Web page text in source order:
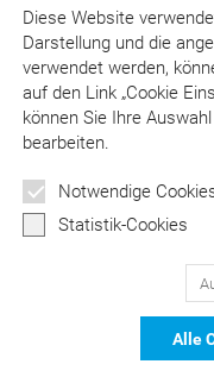
Diese Website
Darstellung und die
verwendet werden,
aufden Link „Cookie
können Sie Ihre
bearbeiten.
Notwendige
Statistik-Cookies
Alle
Zugriff auf alle Texte,
Jetzt
Schon angemeldet?
Newsletter
Wertvolle
Jetzt